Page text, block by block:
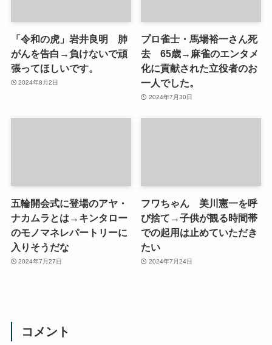
「令和の虎」岩井良明 肺
がんを告白→負けないで頑
張ってほしいです。
2024年8月2日
プロ雀士・馬場裕一さん死
去 65歳→麻雀のエンタメ
化に貢献された立役者のお
一人でした。
2024年7月30日
五輪開会式に登場のアヤ・
ナカムラとは→キンタロー
のモノマネレパートリーに
入りそうだな
2024年7月27日
フワちゃん 美川憲一を呼
び捨て→子供が観る時間帯
での起用は止めていただき
たい
2024年7月24日
コメント